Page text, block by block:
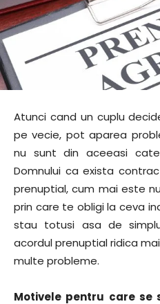
Atunci cand un cuplu
pe vecie, pot aparea
nu sunt din aceeasi
Domnului ca exista
prenuptial, cum mai este
prin care te obligi la ceva
stau totusi asa de
acordul prenuptial ridica
multe probleme.
Motivele pentru care se